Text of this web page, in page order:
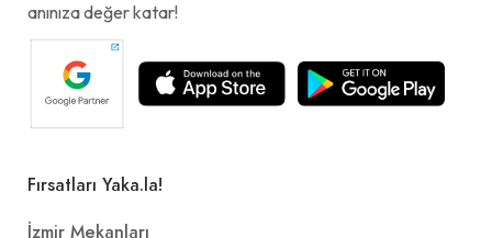
anınıza değer katar!
Fırsatları Yaka.la!
İzmir Mekanları